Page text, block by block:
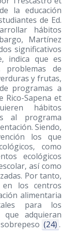
la educación
de Ed.
hábitos
Martínez
significativos
indica que es
de
y frutas,
programas a
Rico-Sapena et
hábitos
al programa
Siendo,
los que
como
ecológicos
así como
Por tanto,
en los centros
alimentaria
para los
adquieran
(24) .